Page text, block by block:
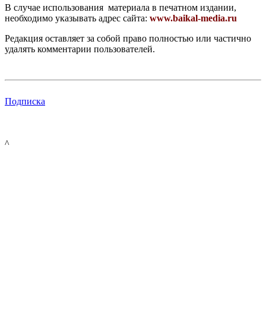
В случае использования материала в печатном издании,
необходимо указывать адрес сайта: www.baikal-media.ru
Редакция оставляет за собой право полностью или частично
удалять комментарии пользователей.
Подписка
^